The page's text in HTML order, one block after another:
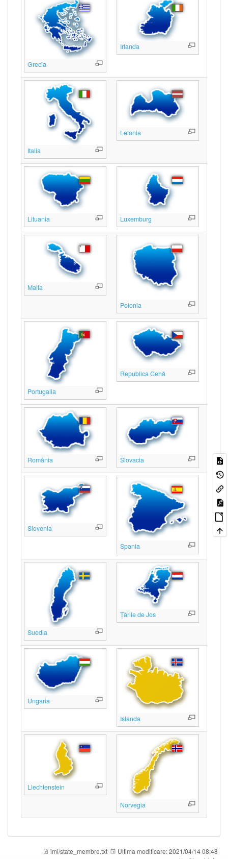
Grecia
Irlanda
Italia
Letonia
Lituania Luxemburg
Malta
Polonia
Portugalia
Republica Cehă
România Slovacia
Slovenia
Spania
Suedia
Țările de Jos
Ungaria
Islanda
Liechtenstein
Norvegia
imi/state_membre.txt Ultima modificare:2021/04/14 08:48